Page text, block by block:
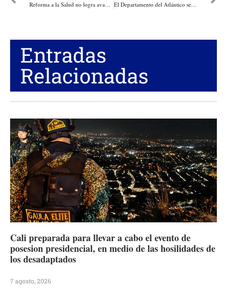
Reforma a la Salud no logra avanzar en el Congreso, hasta las petrista que andaban enfermas con Petro, al parecer se les quitó la calentura! El Departamento del Atlántico se hizo presente en el Congreso Iberoamericano de Cultura de Lisboa
Entradas
Relacionadas
Cali preparada para llevar a cabo el evento de
posesion presidencial, en medio de las hosilidades de
los desadaptados
7 agosto, 2026